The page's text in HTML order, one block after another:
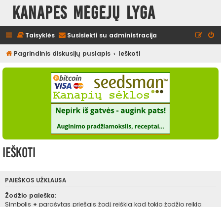
Kanapės mėgėjų lyga
Taisyklės Susisiekti su administracija
Pagrindinis diskusijų puslapis Ieškoti
Ieškoti
PAIEŠKOS UŽKLAUSA
Žodžio paieška:
Simbolis + parašytas priešais žodį reiškia kad tokio žodžio reikia